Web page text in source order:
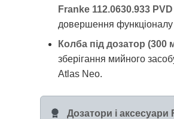
Franke 112.0630.933
довершення функціоналу
Колба під дозатор (300
зберігання мийного
Atlas Neo.
Дозатори і